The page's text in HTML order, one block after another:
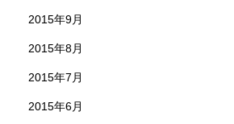
2015年9月
2015年8月
2015年7月
2015年6月